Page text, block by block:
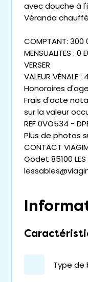
avec douche à
Véranda
COMPTANT:
MENSUALITES : 0
VERSER
VALEUR
Honoraires
Frais d'acte
sur la valeur
REF 0VO534 -
Plus de photos
CONTACT
Godet 85100 LES
type de